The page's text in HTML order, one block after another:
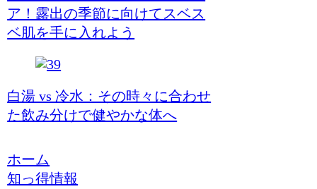
ア！露出の季節に向けてスベス
ベ肌を手に入れよう
白湯 vs 冷水：その時々に合わせ
た飲み分けで健やかな体へ
ホーム
知っ得情報